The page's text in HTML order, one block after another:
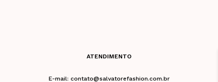
ATENDIMENTO
E-mail: contato@salvatorefashion.com.br